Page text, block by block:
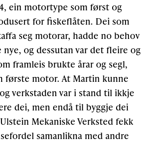
ein motortype som først og
for fiskeflåten. Dei som
seg motorar, hadde no behov
nye, og dessutan var det fleire og
framleis brukte årar og segl,
første motor. At Martin kunne
verkstaden var i stand til ikkje
dei, men endå til byggje dei
Mekaniske Verksted fekk
samanlikna med andre